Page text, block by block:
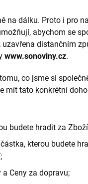
na dálku. Proto i pro
abychom se
distančním
www.sonoviny.cz.
co jsme si
mít tato konkrétní
budete hradit za
kterou budete
a Ceny za dopravu;